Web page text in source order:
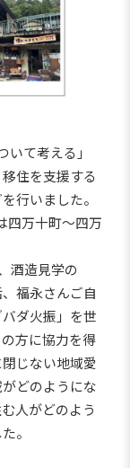
て考える」
住を支援する
行いました。
四万十町～四万
酒造見学の
福永さんご自
ダ火振」を世
方に協力を得
じない地域愛
どのようにな
人がどのよう
。